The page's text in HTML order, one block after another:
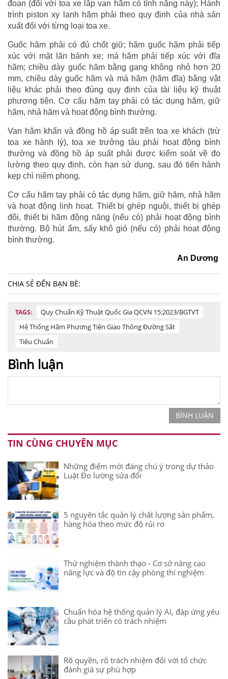
đoạn (đối với toa xe lắp van hãm có tính năng này); Hành
trình piston xy lanh hãm phải theo quy định của nhà sản
xuất đối với từng loại toa xe.
Guốc hãm phải có đủ chốt giữ; hãm guốc hãm phải tiếp
xúc với mặt lăn bánh xe; má hãm phải tiếp xúc với đĩa
hãm; chiều dày guốc hãm bằng gang không nhỏ hơn 20
mm, chiều dày guốc hãm và má hãm (hãm đĩa) bằng vật
liệu khác phải theo đúng quy định của tài liệu kỹ thuật
phương tiện. Cơ cấu hãm tay phải có tác dụng hãm, giữ
hãm, nhả hãm và hoạt động bình thường.
Van hãm khẩn và đồng hồ áp suất trên toa xe khách (trừ
toa xe hành lý), toa xe trưởng tàu phải hoạt động bình
thường và đồng hồ áp suất phải được kiểm soát về đo
lường theo quy định, còn hạn sử dụng, sau đó tiến hành
kẹp chì niêm phong.
Cơ cấu hãm tay phải có tác dụng hãm, giữ hãm, nhả hãm
và hoạt động linh hoạt. Thiết bị ghép nguội, thiết bị ghép
đôi, thiết bị hãm động năng (nếu có) phải hoạt động bình
thường. Bộ hút ẩm, sấy khô gió (nếu có) phải hoạt động
bình thường.
An Dương
CHIA SẺ ĐẾN BẠN BÈ:
TAGS:
Quy Chuẩn Kỹ Thuật Quốc Gia QCVN 15:2023/BGTVT
Hệ Thống Hãm Phương Tiện Giao Thông Đường Sắt
Tiêu Chuẩn
Bình luận
BÌNH LUẬN
TIN CÙNG CHUYÊN MỤC
Những điểm mới đáng chú ý trong dự thảo
Luật Đo lường sửa đổi
5 nguyên tắc quản lý chất lượng sản phẩm,
hàng hóa theo mức độ rủi ro
Thử nghiệm thành thạo - Cơ sở nâng cao
năng lực và độ tin cậy phòng thí nghiệm
Chuẩn hóa hệ thống quản lý AI, đáp ứng yêu
cầu phát triển có trách nhiệm
Rõ quyền, rõ trách nhiệm đối với tổ chức
đánh giá sự phù hợp